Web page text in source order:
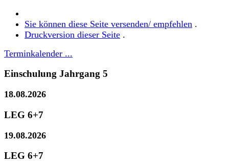
Sie können diese Seite versenden/ empfehlen .
Druckversion dieser Seite .
Terminkalender ...
Einschulung Jahrgang 5
18.08.2026
LEG 6+7
19.08.2026
LEG 6+7